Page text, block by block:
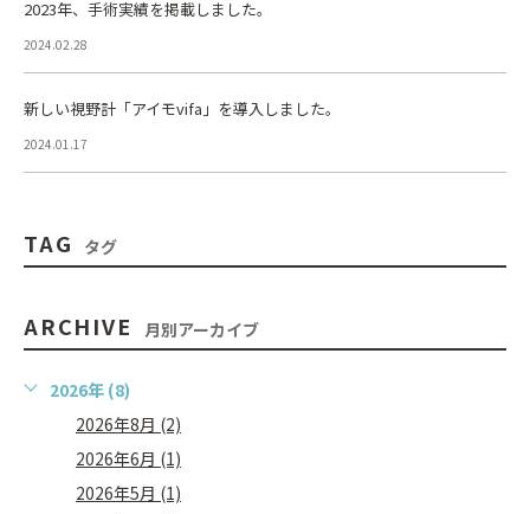
2023年、手術実績を掲載しました。
2024.02.28
新しい視野計「アイモvifa」を導入しました。
2024.01.17
TAG タグ
ARCHIVE 月別アーカイブ
2026年 (8)
2026年8月 (2)
2026年6月 (1)
2026年5月 (1)